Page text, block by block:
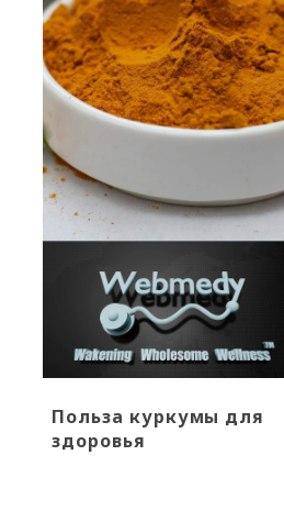
Польза куркумы для
здоровья